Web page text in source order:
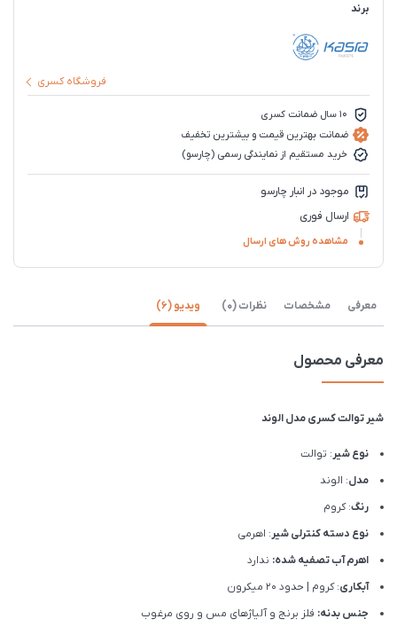
برند
فروشگاه کسری
10 سال ضمانت کسری
ضمانت بهترین قیمت و بیشترین تخفیف
خرید مستقیم از نمایندگی رسمی (چارسو)
موجود در انبار چارسو
ارسال فوری
مشاهده روش های ارسال
معرفی مشخصات نظرات (0) ویدیو (6)
معرفی محصول
شیر توالت کسری مدل الوند
نوع شیر: توالت
مدل: الوند
رنگ: کروم
نوع دسته کنترلی شیر: اهرمی
اهرم آب تصفیه شده: ندارد
آبکاری: کروم | حدود 20 میکرون
جنس بدنه: فلز برنج و آلیاژهای مس و روی مرغوب